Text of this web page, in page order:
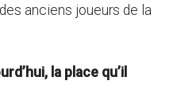
anciens joueurs de la
la place qu’il